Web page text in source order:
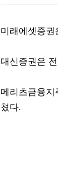
미래에셋증권
대신증권은
메리츠금융지
쳤다.